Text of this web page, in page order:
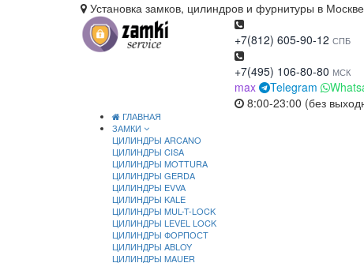
Установка замков, цилиндров и фурнитуры в
+7(812) 605-90-12 СПБ
+7(495) 106-80-80 МСК
max Telegram
8:00-23:00 (без
ГЛАВНАЯ
ЗАМКИ
ЦИЛИНДРЫ ARCANO
ЦИЛИНДРЫ CISA
ЦИЛИНДРЫ MOTTURA
ЦИЛИНДРЫ GERDA
ЦИЛИНДРЫ EVVA
ЦИЛИНДРЫ KALE
ЦИЛИНДРЫ MUL-T-LOCK
ЦИЛИНДРЫ LEVEL LOCK
ЦИЛИНДРЫ ФОРПОСТ
ЦИЛИНДРЫ ABLOY
ЦИЛИНДРЫ MAUER